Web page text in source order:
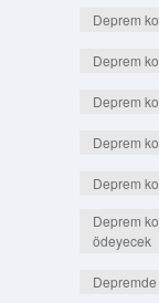
Deprem
Deprem
Deprem
Deprem
Deprem
Deprem
ödeyecek
Depremde